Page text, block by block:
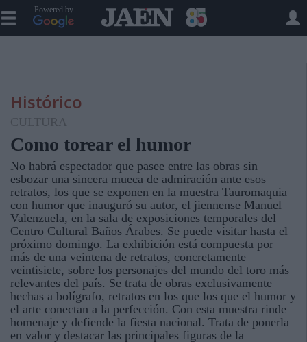
Powered by
Histórico
CULTURA
Como torear el humor
No habrá espectador que pasee entre las obras sin
esbozar una sincera mueca de admiración ante esos
retratos, los que se exponen en la muestra Tauromaquia
con humor que inauguró su autor, el jiennense Manuel
Valenzuela, en la sala de exposiciones temporales del
Centro Cultural Baños Árabes. Se puede visitar hasta el
próximo domingo. La exhibición está compuesta por
más de una veintena de retratos, concretamente
veintisiete, sobre los personajes del mundo del toro más
relevantes del país. Se trata de obras exclusivamente
hechas a bolígrafo, retratos en los que los que el humor y
el arte conectan a la perfección. Con esta muestra rinde
homenaje y defiende la fiesta nacional. Trata de ponerla
en valor y destacar las principales figuras de la